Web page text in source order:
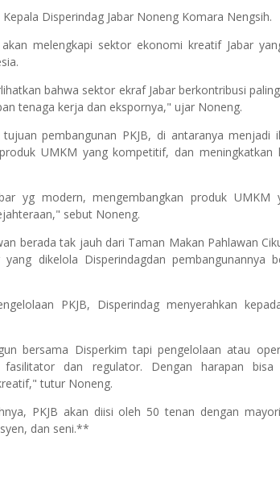
Disperindag Jabar Noneng Komara Nengsih.
melengkapi sektor ekonomi kreatif Jabar
bahwa sektor ekraf Jabar berkontribusi
tenaga kerja dan ekspornya," ujar Noneng.
pembangunan PKJB, di antaranya menjadi
UMKM yang kompetitif, dan meningkatkan
yg modern, mengembangkan produk UMKM
sebut Noneng.
berada tak jauh dari Taman Makan Pahlawan
dikelola Disperindagdan pembangunannya
PKJB, Disperindag menyerahkan
bersama Disperkim tapi pengelolaan atau
dan regulator. Dengan harapan bisa
tutur Noneng.
PKJB akan diisi oleh 50 tenan dengan
dan seni.**